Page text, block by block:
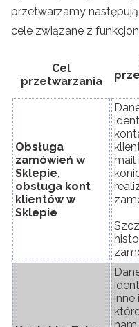
przetwarzamy
cele związane z
Cel
przetwarzania
Obsługa
zamówień w
Sklepie,
obsługa kont
klientów w
Sklepie
mail
inne